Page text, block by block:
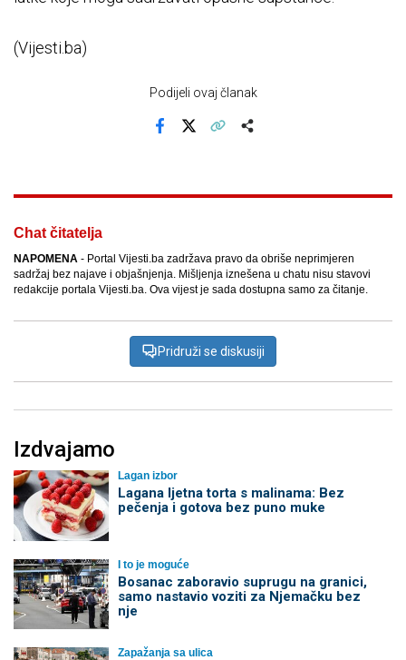
(Vijesti.ba)
Podijeli ovaj članak
Chat čitatelja
NAPOMENA - Portal Vijesti.ba zadržava pravo da obriše neprimjeren
sadržaj bez najave i objašnjenja. Mišljenja iznešena u chatu nisu stavovi
redakcije portala Vijesti.ba. Ova vijest je sada dostupna samo za čitanje.
Pridruži se diskusiji
Izdvajamo
Lagan izbor
Lagana ljetna torta s malinama: Bez
pečenja i gotova bez puno muke
I to je moguće
Bosanac zaboravio suprugu na granici,
samo nastavio voziti za Njemačku bez
nje
Zapažanja sa ulica